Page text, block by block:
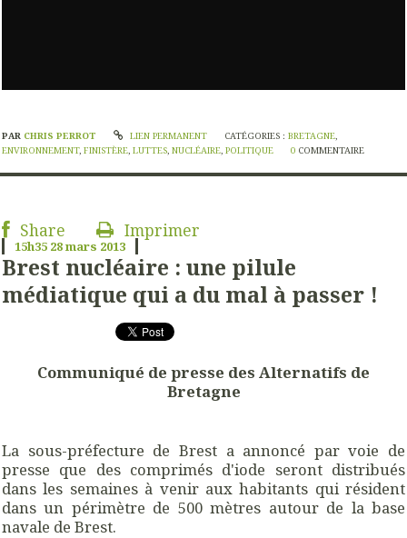
PAR CHRIS PERROT LIEN PERMANENT CATÉGORIES :BRETAGNE,
ENVIRONNEMENT, FINISTÈRE, LUTTES, NUCLÉAIRE, POLITIQUE 0 COMMENTAIRE
Share Imprimer
15h35 28mars 2013
Brest nucléaire : une pilule
médiatique qui a du mal à passer !
Communiqué de presse des Alternatifs de
Bretagne
La sous-préfecture de Brest a annoncé par voie de
presse que des comprimés d'iode seront distribués
dans les semaines à venir aux habitants qui résident
dans un périmètre de 500 mètres autour de la base
navale de Brest.